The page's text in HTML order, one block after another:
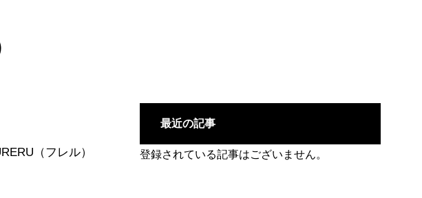
（フレル）
最近の記事
登録されている記事はございません。